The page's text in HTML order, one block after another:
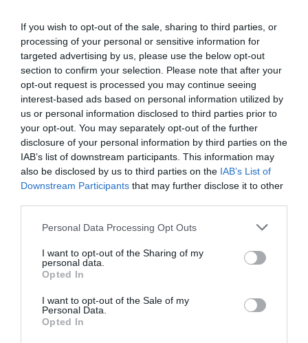
If you wish to opt-out of the sale, sharing to third parties, or
processing of your personal or sensitive information for
targeted advertising by us, please use the below opt-out
section to confirm your selection. Please note that after your
opt-out request is processed you may continue seeing
interest-based ads based on personal information utilized by
us or personal information disclosed to third parties prior to
your opt-out. You may separately opt-out of the further
disclosure of your personal information by third parties on the
IAB’s list of downstream participants. This information may
also be disclosed by us to third parties on the IAB’s List of
Downstream Participants that may further disclose it to other
Personal Data Processing Opt Outs
I want to opt-out of the Sharing of my
personal data.
Opted In
I want to opt-out of the Sale of my
Personal Data.
Opted In